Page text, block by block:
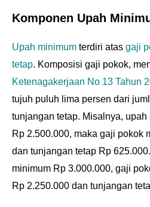
Komponen Upah
Upah minimum terdiri atas gaji
tetap. Komposisi gaji pokok,
Ketenagakerjaan No 13 Tahun
tujuh puluh lima persen dari
tunjangan tetap. Misalnya,
Rp 2.500.000, maka gaji pokok
dan tunjangan tetap Rp
minimum Rp 3.000.000, gaji
Rp 2.250.000 dan tunjangan